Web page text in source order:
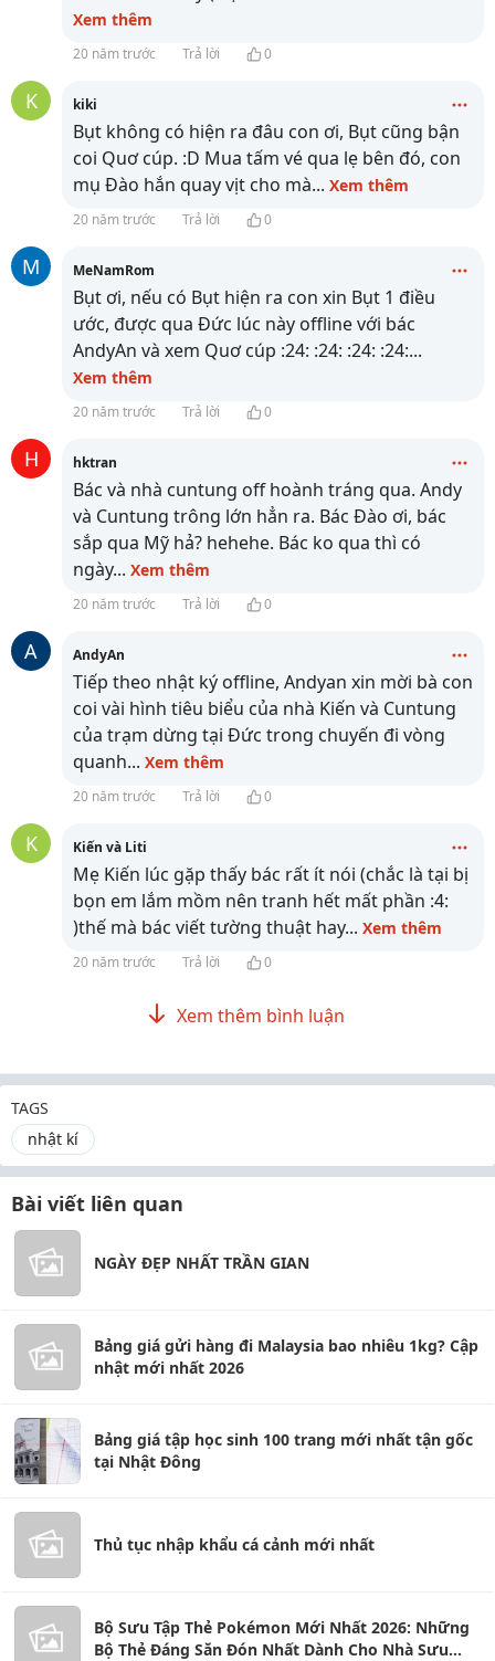
Xem thêm
20 năm trước Trả lời 0
K kiki
Bụt không có hiện ra đâu con ơi, Bụt cũng bận
coi Quơ cúp. :D Mua tấm vé qua lẹ bên đó, con
mụ Đào hắn quay vịt cho mà... Xem thêm
20 năm trước Trả lời 0
M MeNamRom
Bụt ơi, nếu có Bụt hiện ra con xin Bụt 1 điều
ước, được qua Đức lúc này offline với bác
AndyAn và xem Quơ cúp :24: :24: :24: :24:...
Xem thêm
20 năm trước Trả lời 0
H hktran
Bác và nhà cuntung off hoành tráng qua. Andy
và Cuntung trông lớn hẳn ra. Bác Đào ơi, bác
sắp qua Mỹ hả? hehehe. Bác ko qua thì có
ngày... Xem thêm
20 năm trước Trả lời 0
A AndyAn
Tiếp theo nhật ký offline, Andyan xin mời bà con
coi vài hình tiêu biểu của nhà Kiến và Cuntung
của trạm dừng tại Đức trong chuyến đi vòng
quanh... Xem thêm
20 năm trước Trả lời 0
K Kiến và Liti
Mẹ Kiến lúc gặp thấy bác rất ít nói (chắc là tại bị
bọn em lắm mồm nên tranh hết mất phần :4:
)thế mà bác viết tường thuật hay... Xem thêm
20 năm trước Trả lời 0
Xem thêm bình luận
TAGS
nhật kí
Bài viết liên quan
NGÀY ĐẸP NHẤT TRẦN GIAN
Bảng giá gửi hàng đi Malaysia bao nhiêu 1kg? Cập
nhật mới nhất 2026
Bảng giá tập học sinh 100 trang mới nhất tận gốc
tại Nhật Đông
Thủ tục nhập khẩu cá cảnh mới nhất
Bộ Sưu Tập Thẻ Pokémon Mới Nhất 2026: Những
Bộ Thẻ Đáng Săn Đón Nhất Dành Cho Nhà Sưu